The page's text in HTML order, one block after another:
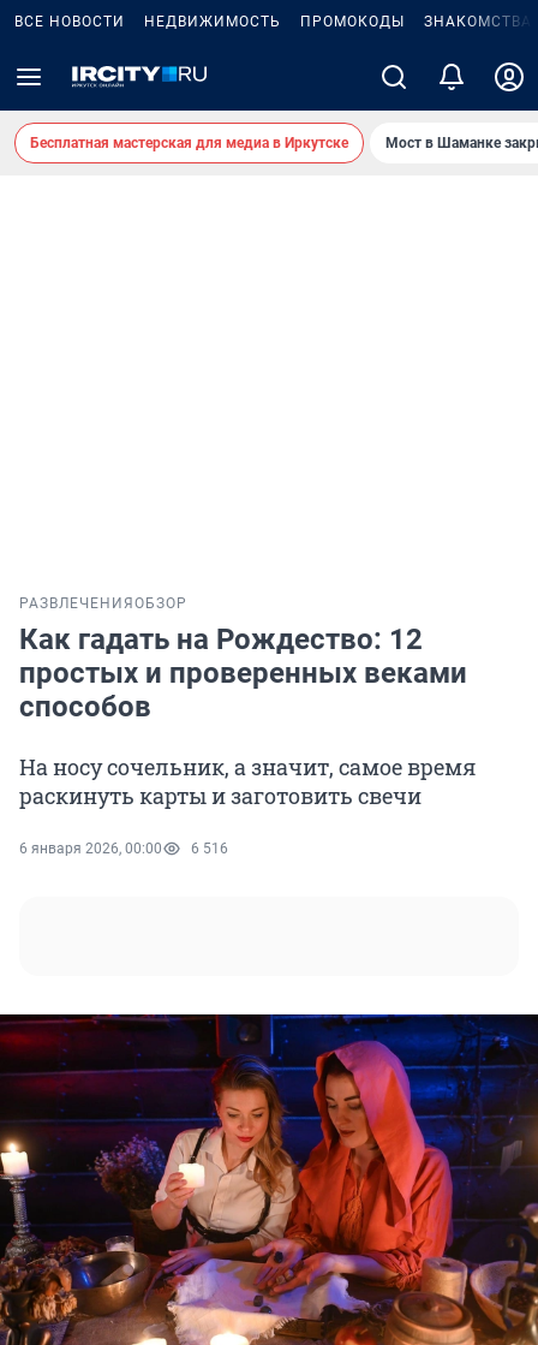
ВСЕ НОВОСТИ НЕДВИЖИМОСТЬ ПРОМОКОДЫ ЗНАКОМСТВА
Бесплатная мастерская для медиа в Иркутске Мост в Шаманке
РАЗВЛЕЧЕНИЯ ОБЗОР
Как гадать на Рождество: 12
простых и проверенных веками
способов
На носу сочельник, а значит, самое время
раскинуть карты и заготовить свечи
6 января 2026, 00:00 6 516